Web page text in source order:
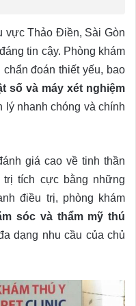
vực Thảo Điền, Sài Gòn
tin cậy. Phòng khám
đoán thiết yếu, bao
số và máy xét nghiệm
lý nhanh chóng và chính
giá cao về tinh thần
trị tích cực bằng những
điều trị, phòng khám
sóc và thẩm mỹ thú
dạng nhu cầu của chủ